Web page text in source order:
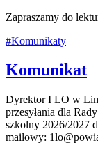
Zapraszamy do
#Komunikaty
Komunikat
Dyrektor I LO w
przesyłania dla
szkolny 2026/2027
mailowy: